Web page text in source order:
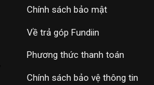
Chính sách bảo mật
Về trả góp Fundiin
Phương thức thanh toán
Chính sách bảo vệ thông tin